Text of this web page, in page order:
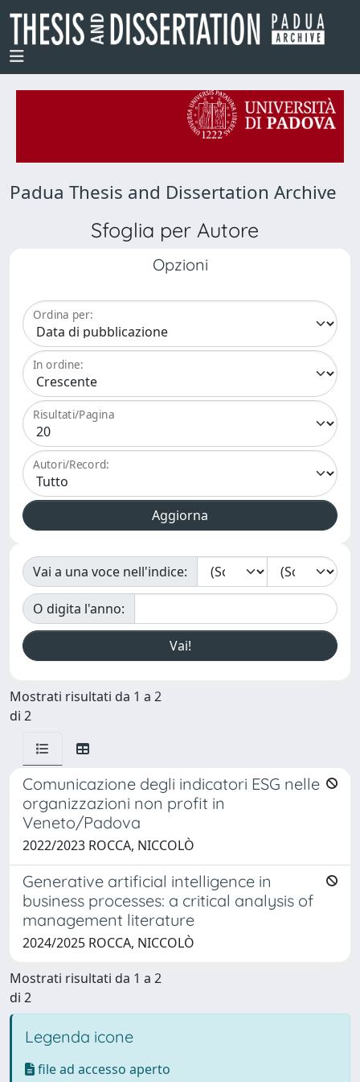
Padua Thesis and Dissertation Archive
Sfoglia per Autore
Opzioni
Ordina per:
In ordine:
Risultati/Pagina
Autori/Record:
Vai a una voce nell'indice:
O digita l'anno:
Mostrati risultati da 1 a 2
di 2
Comunicazione degli indicatori ESG nelle
organizzazioni non profit in
Veneto/Padova
2022/2023 ROCCA, NICCOLÒ
Generative artificial intelligence in
business processes: a critical analysis of
management literature
2024/2025 ROCCA, NICCOLÒ
Mostrati risultati da 1 a 2
di 2
Legenda icone
file ad accesso aperto